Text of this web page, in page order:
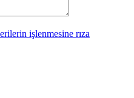
işlenmesine rıza